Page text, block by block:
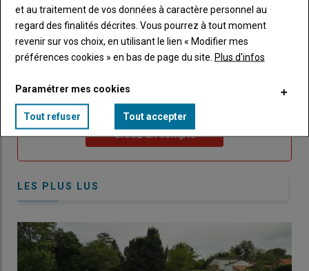
passe"
Sous-
titre
Vous n'êtes pas abonné(e)
TITRE CRÉEZ UN COMPTE
BodyChoisissez votre formule et créez votre
compte pour accéder à tout Caracterres.
Lien Créez un compte
LES PLUS LUS
et au traitement de vos données à caractère personnel au
regard des finalités décrites. Vous pourrez à tout moment
revenir sur vos choix, en utilisant le lien « Modifier mes
préférences cookies » en bas de page du site. Plus d'infos
Paramétrer mes cookies
Tout refuser Tout accepter